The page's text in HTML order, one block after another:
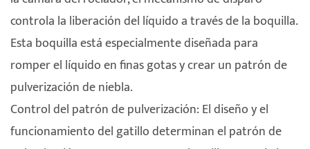
controla la liberación del líquido a través de la boquilla.
Esta boquilla está especialmente diseñada para
romper el líquido en finas gotas y crear un patrón de
pulverización de niebla.
Control del patrón de pulverización: El diseño y el
funcionamiento del gatillo determinan el patrón de